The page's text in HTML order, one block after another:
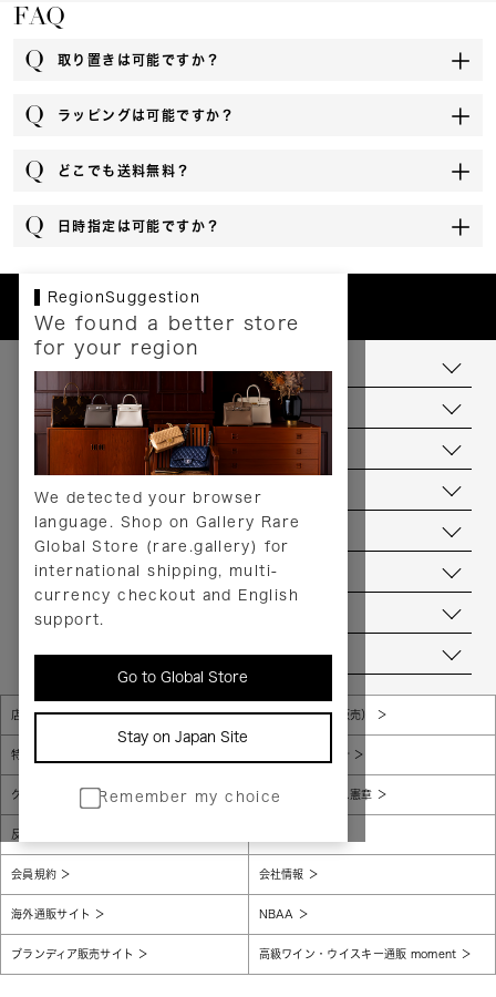
FAQ
取り置きは可能ですか？
ラッピングは可能ですか？
どこでも送料無料？
日時指定は可能ですか？
RegionSuggestion
We found a better store
for your region
We detected your browser
language. Shop on Gallery Rare
Global Store (rare.gallery) for
international shipping, multi-
currency checkout and English
support.
Go to Global Store
Stay on Japan Site
Remember my choice
お支払いについて
配送について
送料について
返品について
ヘルプ
お問い合わせ
当店について
店舗一覧 販売規約（店頭販売）
特定商取引法に基づく表示 個人情報保護方針
グローバルプライバシーポリシー コンプライアンス憲章
反社会的勢力に対する基本方針
会員規約 会社情報
海外通販サイト NBAA
ブランディア販売サイト 高級ワイン・ウイスキー通販 moment